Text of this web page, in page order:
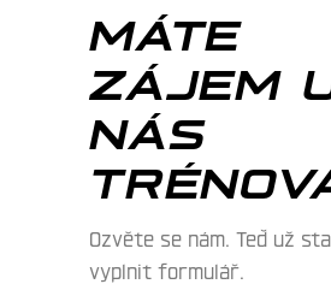
MÁTE
ZÁJEM
NÁS
Ozvěte se nám. Teď už
vyplnit formulář.